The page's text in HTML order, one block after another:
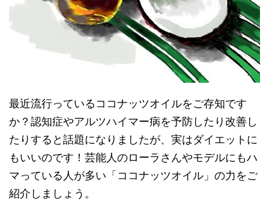
最近流行っているココナッツオイルをご存知です
か？認知症やアルツハイマー病を予防したり改善し
たりすると話題になりましたが、実はダイエットに
もいいのです！芸能人のローラさんやモデルにもハ
マっている人が多い「ココナッツオイル」の力をご
紹介しましょう。